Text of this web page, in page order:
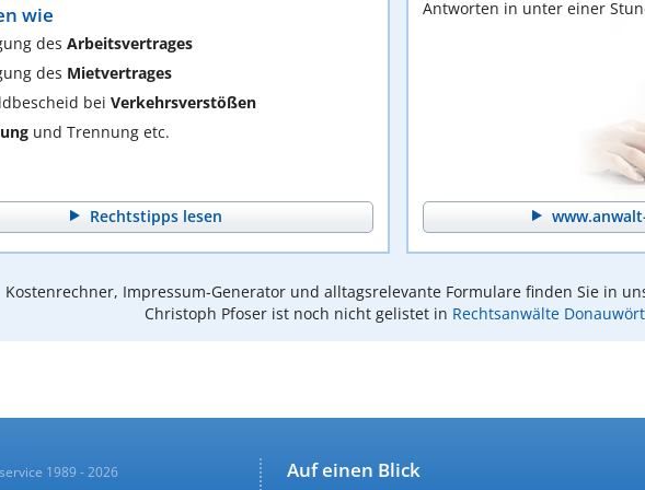
wie
des Arbeitsvertrages
des Mietvertrages
bei Verkehrsverstößen
und Trennung etc.
Rechtstipps lesen
Antworten in unter einer
Kostenrechner, Impressum-Generator und alltagsrelevante Formulare finden Sie in
Christoph Pfoser ist noch nicht gelistet in Rechtsanwälte
Auf einen Blick
1989 - 2026